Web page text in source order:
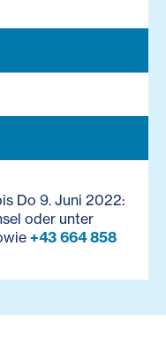
Do 9. Juni 2022:
oder unter
+43 664 858